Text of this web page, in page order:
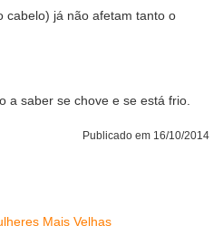
cabelo) já não afetam tanto o
a saber se chove e se está frio.
Publicado em 16/10/2014
Mais Velhas